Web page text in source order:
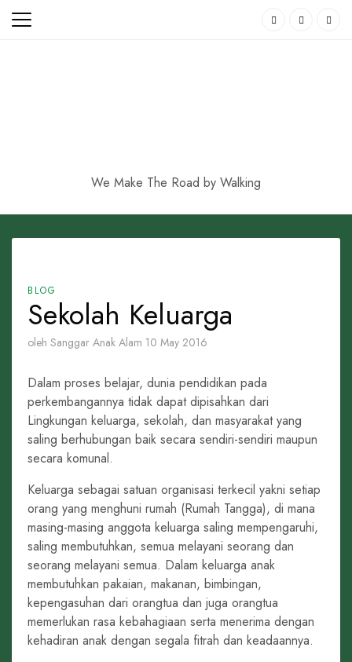
Skip
We Make The Road by Walking
BLOG
Sekolah Keluarga
oleh Sanggar Anak Alam 10 May 2016
Dalam proses belajar, dunia pendidikan pada
perkembangannya tidak dapat dipisahkan dari
Lingkungan keluarga, sekolah, dan masyarakat yang
saling berhubungan baik secara sendiri-sendiri maupun
secara komunal.
Keluarga sebagai satuan organisasi terkecil yakni setiap
orang yang menghuni rumah (Rumah Tangga), di mana
masing-masing anggota keluarga saling mempengaruhi,
saling membutuhkan, semua melayani seorang dan
seorang melayani semua. Dalam keluarga anak
membutuhkan pakaian, makanan, bimbingan,
kepengasuhan dari orangtua dan juga orangtua
memerlukan rasa kebahagiaan serta menerima dengan
kehadiran anak dengan segala fitrah dan keadaannya.